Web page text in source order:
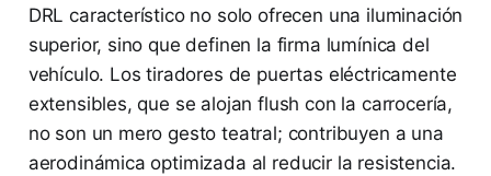
DRL característico no solo ofrecen una iluminación
superior, sino que definen la firma lumínica del
vehículo. Los tiradores de puertas eléctricamente
extensibles, que se alojan flush con la carrocería,
no son un mero gesto teatral; contribuyen a una
aerodinámica optimizada al reducir la resistencia.